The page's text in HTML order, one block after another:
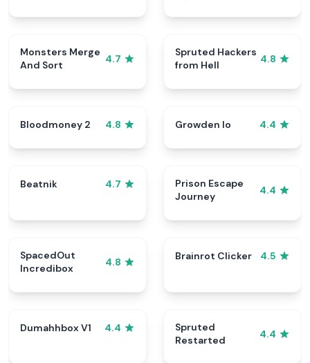
Monsters Merge
And Sort
4.7
Spruted Hackers
from Hell
4.8
Bloodmoney 2 4.8 Growden Io 4.4
Beatnik 4.7
Prison Escape
Journey
4.4
SpacedOut
Incredibox
4.8
Brainrot Clicker 4.5
Dumahhbox V1 4.4
Spruted
Restarted
4.4